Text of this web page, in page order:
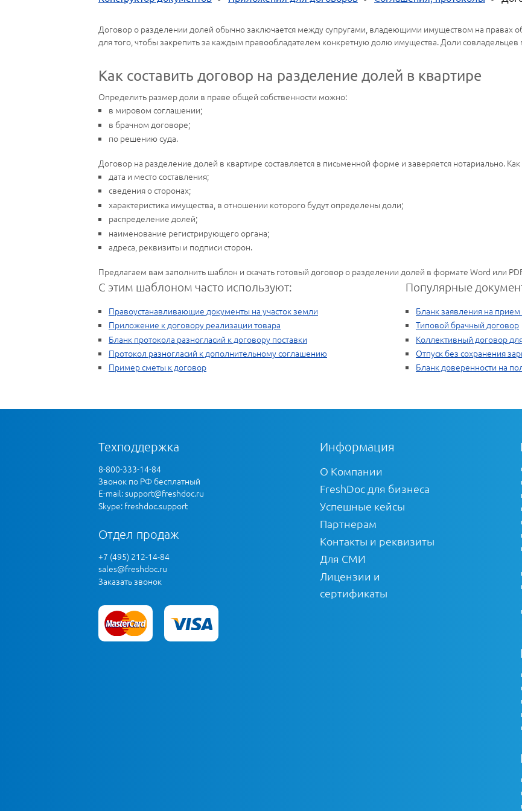
Договор о разделении долей обычно заключается между супругами, владеющими имуществом на правах
для того, чтобы закрепить за каждым правообладателем конкретную долю имущества. Доли
Как составить договор на разделение долей в квартире
Определить размер доли в праве общей собственности можно:
в мировом соглашении;
в брачном договоре;
по решению суда.
Договор на разделение долей в квартире составляется в письменной форме и заверяется нотариально.
дата и место составления;
сведения о сторонах;
характеристика имущества, в отношении которого будут определены доли;
распределение долей;
наименование регистрирующего органа;
адреса, реквизиты и подписи сторон.
Предлагаем вам заполнить шаблон и скачать готовый договор о разделении долей в формате Word или
С этим шаблоном часто используют:
Правоустанавливающие документы на участок земли
Приложение к договору реализации товара
Бланк протокола разногласий к договору поставки
Протокол разногласий к дополнительному соглашению
Пример сметы к договор
Популярные
Бланк заявления на прием
Типовой брачный договор
Коллективный договор
Отпуск без сохранения
Бланк доверенности на
Техподдержка
8-800-333-14-84
Звонок по РФ бесплатный
E-mail:support@freshdoc.ru
Skype: freshdoc.support
Отдел продаж
+7 (495) 212-14-84
sales@freshdoc.ru
Заказать звонок
Информация
О Компании
FreshDoc для бизнеса
Успешные кейсы
Партнерам
Контакты и реквизиты
Для СМИ
Лицензии и
сертификаты